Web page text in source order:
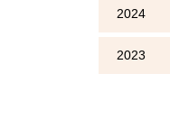
2024
2023